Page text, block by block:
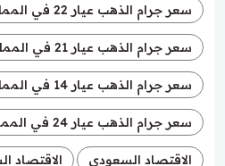
سعر جرام الذهب عيار 22 في المملكة
سعر جرام الذهب عيار 21 في المملكة
سعر جرام الذهب عيار 14 في المملكة
سعر جرام الذهب عيار 24 في المملكة
الاقتصاد السعودي الاقتصاد